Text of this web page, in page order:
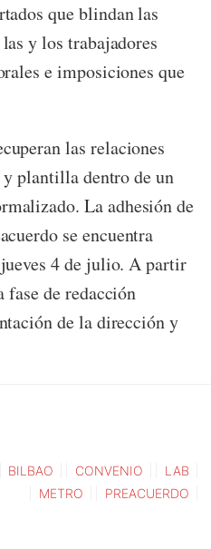
que blindan las
y los trabajadores
e imposiciones que
las relaciones
plantilla dentro de un
La adhesión de
se encuentra
4 de julio. A partir
fase de redacción
de la dirección y
BILBAO CONVENIO
LAB
METRO
PREACUERDO